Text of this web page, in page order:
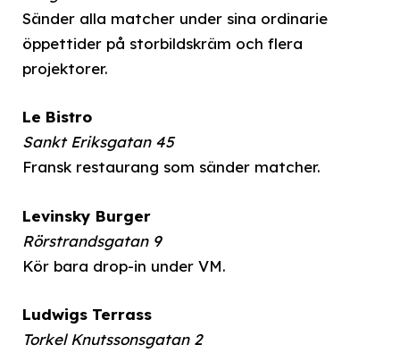
Sänder alla matcher under sina ordinarie
öppettider på storbildskräm och flera
projektorer.
Le Bistro
Sankt Eriksgatan 45
Fransk restaurang som sänder matcher.
Levinsky Burger
Rörstrandsgatan 9
Kör bara drop-in under VM.
Ludwigs Terrass
Torkel Knutssonsgatan 2